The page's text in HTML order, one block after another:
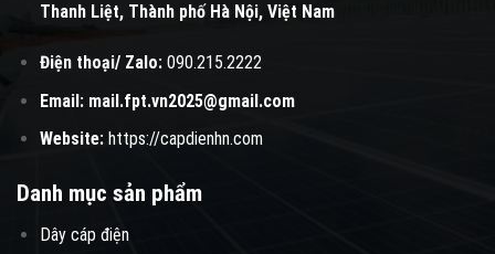
Thanh Liệt, Thành phố Hà Nội, Việt Nam
Điện thoại/ Zalo:090.215.2222
Email: mail.fpt.vn2025@gmail.com
Website: https://capdienhn.com
Danh mục sản phẩm
Dây cáp điện